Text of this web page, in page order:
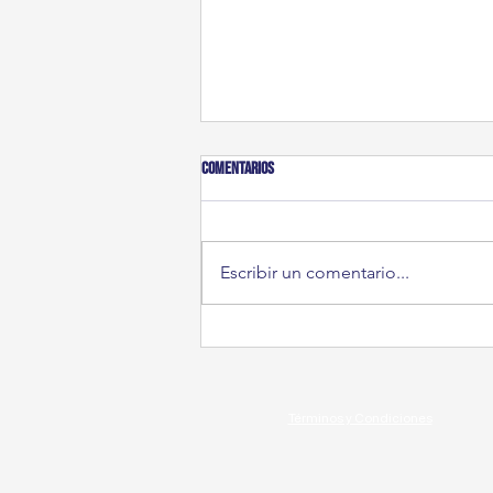
Mi Día Más Perro
Comentarios
Escribir un comentario...